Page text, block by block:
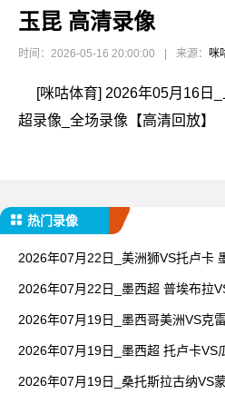
玉昆 高清录像
时间：2026-05-16 20:00:00 来源： 咪
[咪咕体育] 2026年05月16日
超录像_全场录像【高清回放】
热门录像
2026年07月22日_美洲狮VS托卢卡
2026年07月22日_墨西超 普埃布拉
2026年07月19日_墨西哥美洲VS克
2026年07月19日_墨西超 托卢卡VS
2026年07月19日_桑托斯拉古纳VS